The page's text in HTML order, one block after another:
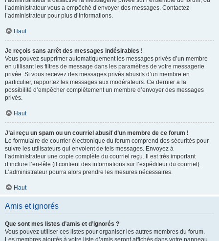
l’administrateur vous a empêché d’envoyer des messages. Contactez
l’administrateur pour plus d’informations.
Haut
Je reçois sans arrêt des messages indésirables !
Vous pouvez supprimer automatiquement les messages privés d’un membre
en utilisant les filtres de message dans les paramètres de votre messagerie
privée. Si vous recevez des messages privés abusifs d’un membre en
particulier, rapportez les messages aux modérateurs. Ce dernier a la
possibilité d’empêcher complètement un membre d’envoyer des messages
privés.
Haut
J’ai reçu un spam ou un courriel abusif d’un membre de ce forum !
Le formulaire de courrier électronique du forum comprend des sécurités pour
suivre les utilisateurs qui envoient de tels messages. Envoyez à
l’administrateur une copie complète du courriel reçu. Il est très important
d’inclure l’en-tête (il contient des informations sur l’expéditeur du courriel).
L’administrateur pourra alors prendre les mesures nécessaires.
Haut
Amis et ignorés
Que sont mes listes d’amis et d’ignorés ?
Vous pouvez utiliser ces listes pour organiser les autres membres du forum.
Les membres ajoutés à votre liste d’amis seront affichés dans votre panneau